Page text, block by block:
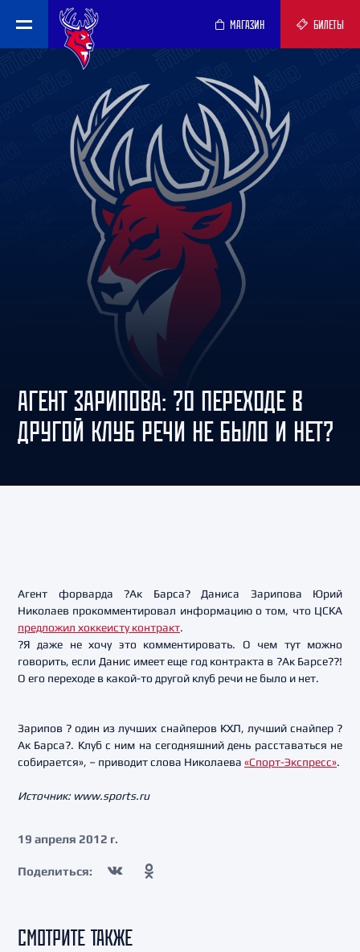
МАГАЗИН БИЛЕТЫ
АГЕНТ ЗАРИПОВА: ?О ПЕРЕХОДЕ В
ДРУГОЙ КЛУБ РЕЧИ НЕ БЫЛО И НЕТ?
Агент форварда ?Ак Барса? Даниса Зарипова Юрий
Николаев прокомментировал информацию о том, что ЦСКА
предложил хоккеисту контракт.
?Я даже не хочу это комментировать. О чем тут можно
говорить, если Данис имеет еще год контракта в ?Ак Барсе??!
О его переходе в какой-то другой клуб речи не было и нет.
Зарипов ? один из лучших снайперов КХЛ, лучший снайпер ?
Ак Барса?. Клуб с ним на сегодняшний день расставаться не
собирается», – приводит слова Николаева «Спорт-Экспресс».
Источник: www.sports.ru
19 апреля 2012 г.
Поделиться:
СМОТРИТЕ ТАКЖЕ